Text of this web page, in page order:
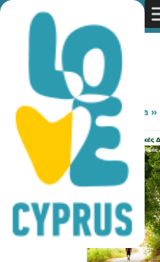
You are here: Home »Media »